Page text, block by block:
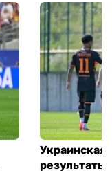
Украинская
результаты